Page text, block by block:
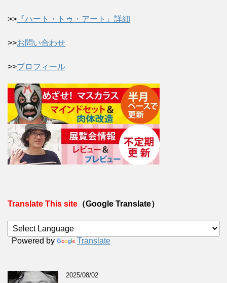
>> 『ハート・トゥ・アート』詳細
>>お問い合わせ
>>プロフィール
Translate This site （Google Translate）
Powered by Translate
2025/08/02